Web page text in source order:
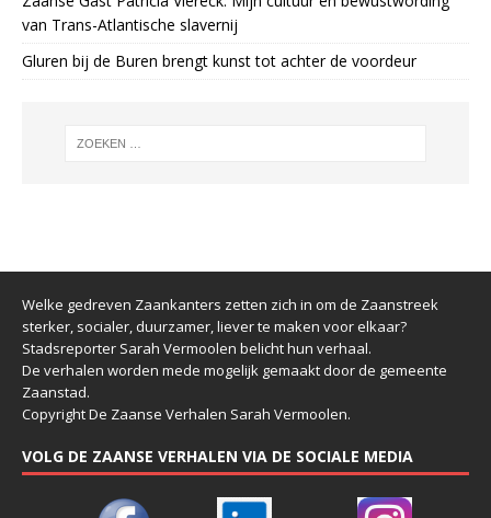
van Trans-Atlantische slavernij
Gluren bij de Buren brengt kunst tot achter de voordeur
Welke gedreven Zaankanters zetten zich in om de Zaanstreek
sterker, socialer, duurzamer, liever te maken voor elkaar?
Stadsreporter Sarah Vermoolen belicht hun verhaal.
De verhalen worden mede mogelijk gemaakt door de gemeente
Zaanstad.
Copyright De Zaanse Verhalen Sarah Vermoolen.
VOLG DE ZAANSE VERHALEN VIA DE SOCIALE MEDIA